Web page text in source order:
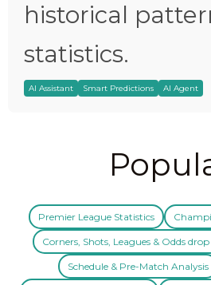
historical
statistics.
AI Assistant Smart Predictions AI Agent
Premier League Statistics
Corners, Shots, Leagues & Odds
Schedule & Pre-Match Analysis